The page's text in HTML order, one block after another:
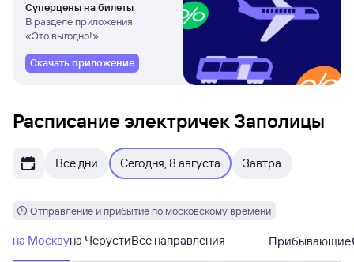
Суперцены на билеты
В разделе приложения
«Это выгодно!»
Скачать приложение
Расписание электричек Заполицы
Все дни Сегодня, 8 августа Завтра
Отправление и прибытие по московскому времени
на Москвуна ЧерустиВсе направления Прибывающие